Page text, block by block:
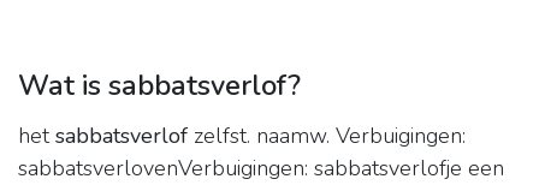
Wat is sabbatsverlof?
hetsabbatsverlof zelfst. naamw. Verbuigingen:
sabbatsverlovenVerbuigingen: sabbatsverlofje een